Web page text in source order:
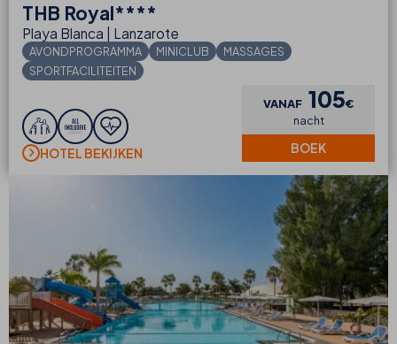
THB Royal****
Playa Blanca | Lanzarote
AVONDPROGRAMMA MINICLUB
MASSAGES
SPORTFACILITEITEN
HOTEL BEKIJKEN
VANAF 105€
nacht
BOEK